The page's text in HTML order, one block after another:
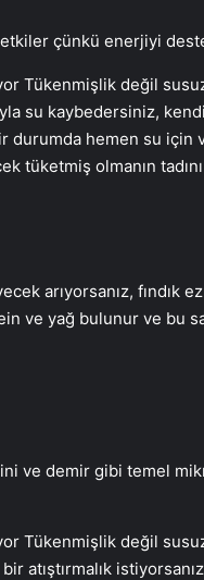
çünkü enerjiyi
su kaybedersiniz,
durumda hemen su
tüketmiş olmanın tadını
arıyorsanız, fındık
ve yağ bulunur ve bu
ve demir gibi temel
atıştırmalık